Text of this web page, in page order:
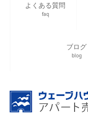
よくある質問
faq
ブログ
blog